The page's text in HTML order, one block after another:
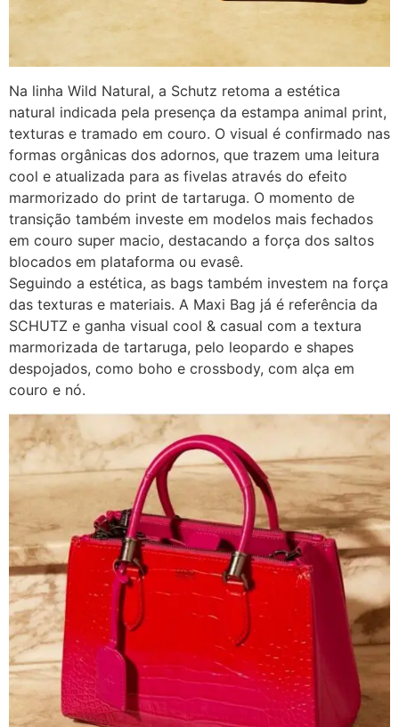
Na linha Wild Natural, a Schutz retoma a estética
natural indicada pela presença da estampa animal print,
texturas e tramado em couro. O visual é confirmado nas
formas orgânicas dos adornos, que trazem uma leitura
cool e atualizada para as fivelas através do efeito
marmorizado do print de tartaruga. O momento de
transição também investe em modelos mais fechados
em couro super macio, destacando a força dos saltos
blocados em plataforma ou evasê.
Seguindo a estética, as bags também investem na força
das texturas e materiais. A Maxi Bag já é referência da
SCHUTZ e ganha visual cool & casual com a textura
marmorizada de tartaruga, pelo leopardo e shapes
despojados, como boho e crossbody, com alça em
couro e nó.